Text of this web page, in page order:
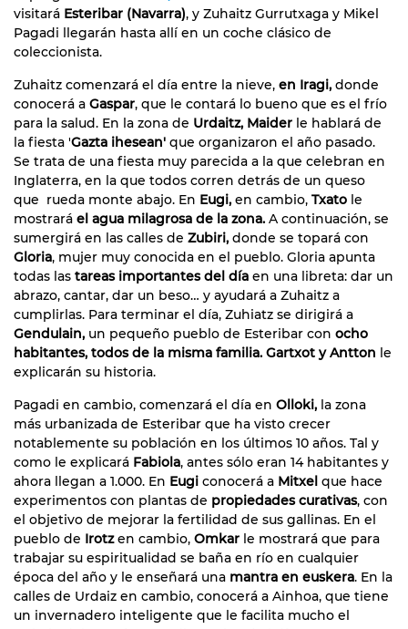
visitará Esteribar (Navarra), y Zuhaitz Gurrutxaga y Mikel
Pagadi llegarán hasta allí en un coche clásico de
coleccionista.
Zuhaitz comenzará el día entre la nieve, en Iragi, donde
conocerá a Gaspar, que le contará lo bueno que es el frío
para la salud. En la zona de Urdaitz, Maider le hablará de
la fiesta 'Gazta ihesean' que organizaron el año pasado.
Se trata de una fiesta muy parecida a la que celebran en
Inglaterra, en la que todos corren detrás de un queso
que rueda monte abajo. En Eugi, en cambio, Txato le
mostrará el agua milagrosa de la zona. A continuación, se
sumergirá en las calles de Zubiri, donde se topará con
Gloria, mujer muy conocida en el pueblo. Gloria apunta
todas las tareas importantes del día en una libreta: dar un
abrazo, cantar, dar un beso… y ayudará a Zuhaitz a
cumplirlas. Para terminar el día, Zuhiatz se dirigirá a
Gendulain, un pequeño pueblo de Esteribar con ocho
habitantes, todos de la misma familia. Gartxot y Antton le
explicarán su historia.
Pagadi en cambio, comenzará el día en Olloki, la zona
más urbanizada de Esteribar que ha visto crecer
notablemente su población en los últimos 10 años. Tal y
como le explicará Fabiola, antes sólo eran 14 habitantes y
ahora llegan a 1.000. En Eugi conocerá a Mitxel que hace
experimentos con plantas de propiedades curativas, con
el objetivo de mejorar la fertilidad de sus gallinas. En el
pueblo de Irotzen cambio, Omkar le mostrará que para
trabajar su espiritualidad se baña en río en cualquier
época del año y le enseñará una mantra en euskera. En la
calles de Urdaiz en cambio, conocerá a Ainhoa, que tiene
un invernadero inteligente que le facilita mucho el